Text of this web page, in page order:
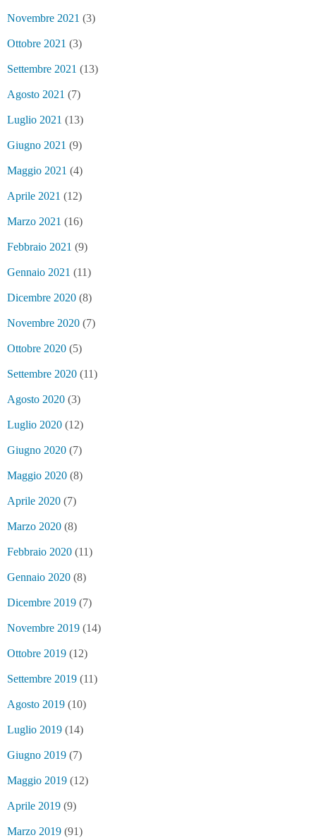
Novembre 2021 (3)
Ottobre 2021 (3)
Settembre 2021 (13)
Agosto 2021 (7)
Luglio 2021 (13)
Giugno 2021 (9)
Maggio 2021 (4)
Aprile 2021 (12)
Marzo 2021 (16)
Febbraio 2021 (9)
Gennaio 2021 (11)
Dicembre 2020 (8)
Novembre 2020 (7)
Ottobre 2020 (5)
Settembre 2020 (11)
Agosto 2020 (3)
Luglio 2020 (12)
Giugno 2020 (7)
Maggio 2020 (8)
Aprile 2020 (7)
Marzo 2020 (8)
Febbraio 2020 (11)
Gennaio 2020 (8)
Dicembre 2019 (7)
Novembre 2019 (14)
Ottobre 2019 (12)
Settembre 2019 (11)
Agosto 2019 (10)
Luglio 2019 (14)
Giugno 2019 (7)
Maggio 2019 (12)
Aprile 2019 (9)
Marzo 2019 (91)